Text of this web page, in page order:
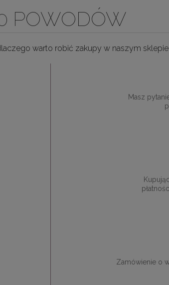
POWODÓW
warto robić zakupy w naszym sklepie
Masz
Zamówienie o